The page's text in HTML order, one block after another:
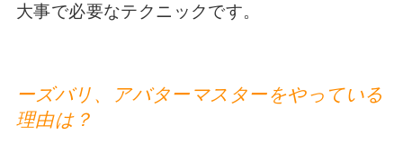
大事で必要なテクニックです。
ーズバリ、アバターマスターをやっている
理由は？